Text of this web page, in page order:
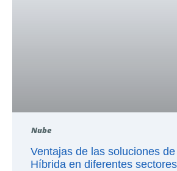
Nube
Ventajas de las soluciones
Híbrida en diferentes sectores